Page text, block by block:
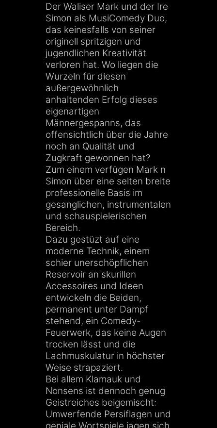
Der Waliser Mark und der Ire
Simon als MusiComedy Duo,
das keinesfalls von seiner
originell spritzigen und
jugendlichen Kreativität
verloren hat. Wo liegen die
Wurzeln für diesen
außergewöhnlich
anhaltenden Erfolg dieses
eigenartigen
Männergespanns, das
offensichtlich über die Jahre
noch an Qualität und
Zugkraft gewonnen hat?
Zum einem verfügen Mark n
Simon über eine selten breite
professionelle Basis im
gesanglichen, instrumentalen
und schauspielerischen
Bereich.
Dazu gestüzt auf eine
moderne Technik, einem
schier unerschöpflichen
Reservoir an skurillen
Accessoires und Ideen
entwickeln die Beiden,
permanent unter Dampf
stehend, ein Comedy-
Feuerwerk, das keine Augen
trocken lässt und die
Lachmuskulatur in höchster
Weise strapaziert.
Bei allem Klamauk und
Nonsens ist dennoch genug
Geistreiches beigemischt:
Umwerfende Persiflagen und
geniale Wortspiele jagen sich